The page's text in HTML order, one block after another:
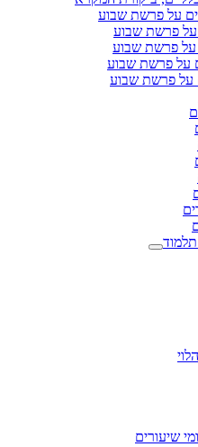
על פרשת שבוע
פרשת שבוע
על פרשת שבוע
על פרשת שבוע
על פרשת שבוע
שיעורים